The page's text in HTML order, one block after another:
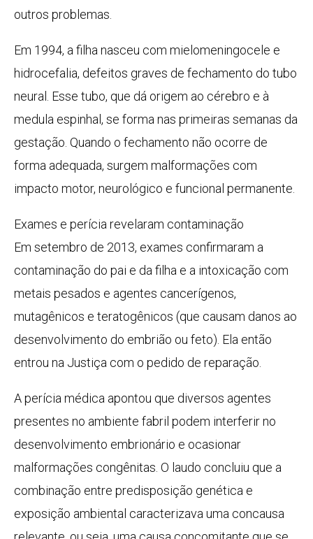
outros problemas.
Em 1994, a filha nasceu com mielomeningocele e
hidrocefalia, defeitos graves de fechamento do tubo
neural. Esse tubo, que dá origem ao cérebro e à
medula espinhal, se forma nas primeiras semanas da
gestação. Quando o fechamento não ocorre de
forma adequada, surgem malformações com
impacto motor, neurológico e funcional permanente.
Exames e perícia revelaram contaminação
Em setembro de 2013, exames confirmaram a
contaminação do pai e da filha e a intoxicação com
metais pesados e agentes cancerígenos,
mutagênicos e teratogênicos (que causam danos ao
desenvolvimento do embrião ou feto). Ela então
entrou na Justiça com o pedido de reparação.
A perícia médica apontou que diversos agentes
presentes no ambiente fabril podem interferir no
desenvolvimento embrionário e ocasionar
malformações congênitas. O laudo concluiu que a
combinação entre predisposição genética e
exposição ambiental caracterizava uma concausa